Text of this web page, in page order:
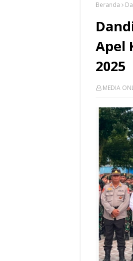
Beranda
Apel
2025
MEDIA